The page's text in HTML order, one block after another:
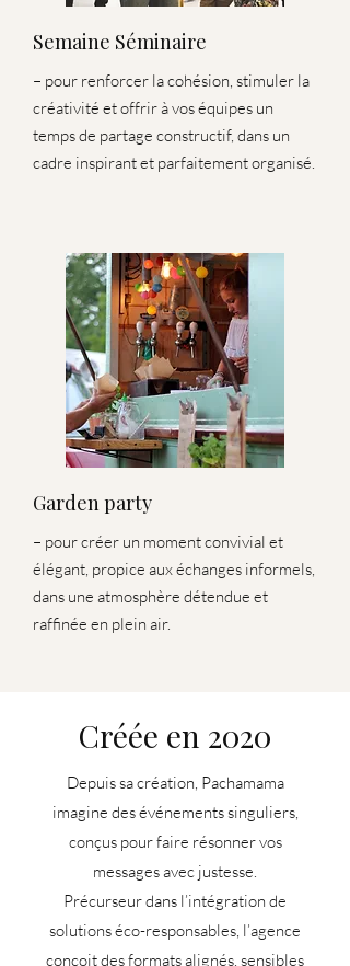
Semaine Séminaire
– pour renforcer la cohésion, stimuler la
créativité et offrir à vos équipes un
temps de partage constructif, dans un
cadre inspirant et parfaitement organisé.
Garden party
– pour créer un moment convivial et
élégant, propice aux échanges informels,
dans une atmosphère détendue et
raffinée en plein air.
Créée en 2020
Depuis sa création, Pachamama
imagine des événements singuliers,
conçus pour faire résonner vos
messages avec justesse.
Précurseur dans l’intégration de
solutions éco-responsables, l’agence
conçoit des formats alignés, sensibles